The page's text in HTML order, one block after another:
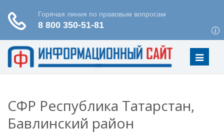
Меню
СФР Республика Татарстан,
Бавлинский район